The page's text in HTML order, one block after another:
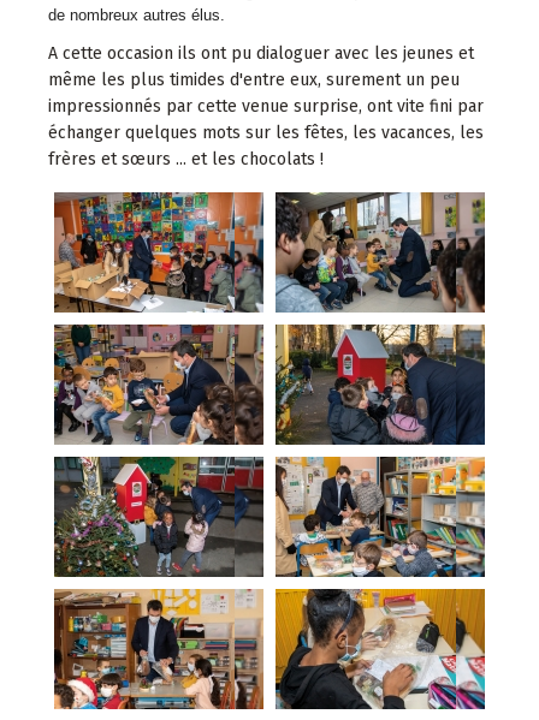
de nombreux autres élus.
A cette occasion ils ont pu dialoguer avec les jeunes et
même les plus timides d'entre eux, surement un peu
impressionnés par cette venue surprise, ont vite fini par
échanger quelques mots sur les fêtes, les vacances, les
frères et sœurs ... et les chocolats !